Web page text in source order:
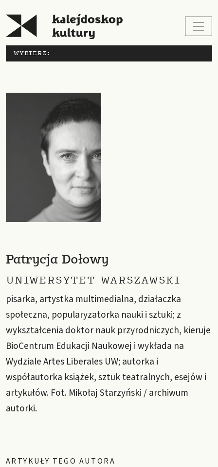
WYBIERZ:
Patrycja Dołowy
UNIWERSYTET WARSZAWSKI
pisarka, artystka multimedialna, działaczka
społeczna, popularyzatorka nauki i sztuki; z
wykształcenia doktor nauk przyrodniczych, kieruje
BioCentrum Edukacji Naukowej i wykłada na
Wydziale Artes Liberales UW; autorka i
współautorka książek, sztuk teatralnych, esejów i
artykułów. Fot. Mikołaj Starzyński / archiwum
autorki.
ARTYKUŁY TEGO AUTORA